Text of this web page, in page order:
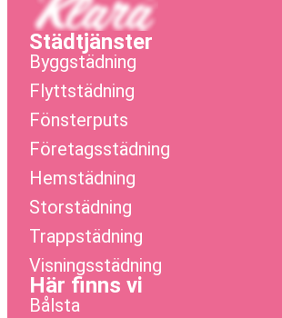
Städtjänster
Byggstädning
Flyttstädning
Fönsterputs
Företagsstädning
Hemstädning
Storstädning
Trappstädning
Visningsstädning
Här finns vi
Bålsta